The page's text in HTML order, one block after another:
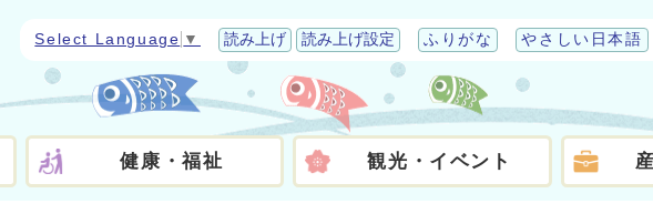
Select Language ▼ 読み上げ 読み上げ設定 ふりがな やさしい日本語
健康・福祉 観光・イベント